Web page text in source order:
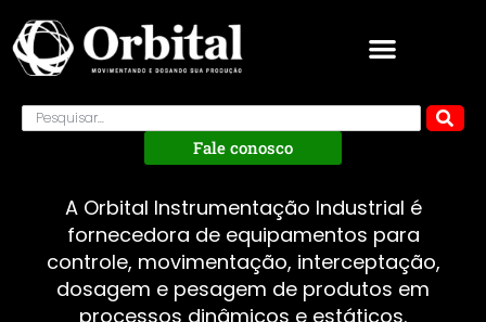
Fale conosco
A Orbital Instrumentação Industrial é
fornecedora de equipamentos para
controle, movimentação, interceptação,
dosagem e pesagem de produtos em
processos dinâmicos e estáticos.